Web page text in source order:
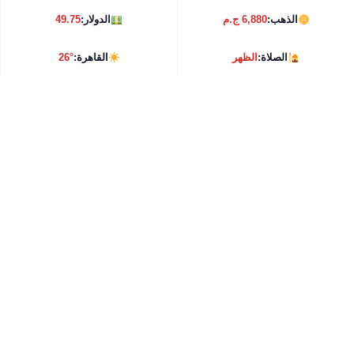
الذهب:6,880 ج.م الدولار:49.75
الصلاة:الظهر القاهرة:26°